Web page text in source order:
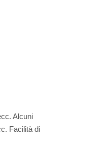
Alcuni
Facilità di